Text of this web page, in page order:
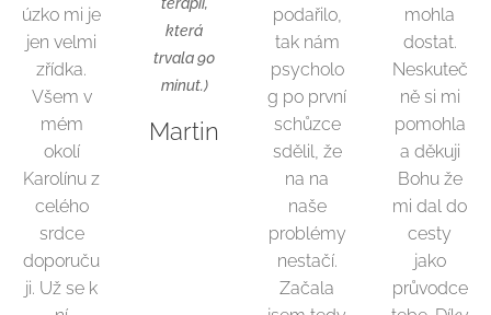
úzko mi je
jen velmi
zřídka.
Všem v
mém
okolí
Karolínu z
celého
srdce
doporuču
ji. Už se k
která
trvala 90
minut.)
Martin
podařilo,
tak nám
psycholo
g po první
schůzce
sdělil, že
na na
naše
problémy
nestačí.
Začala
mohla
dostat.
Neskuteč
ně si mi
pomohla
a děkuji
Bohu že
mi dal do
cesty
jako
průvodce